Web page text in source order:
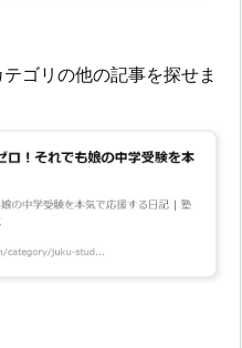
ゴリの他の記事を探せま